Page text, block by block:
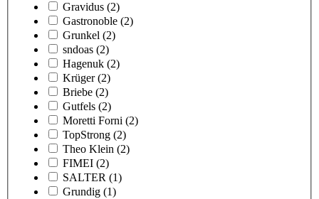
Gravidus (2)
Gastronoble (2)
Grunkel (2)
sndoas (2)
Hagenuk (2)
Krüger (2)
Briebe (2)
Gutfels (2)
Moretti Forni (2)
TopStrong (2)
Theo Klein (2)
FIMEI (2)
SALTER (1)
Grundig (1)